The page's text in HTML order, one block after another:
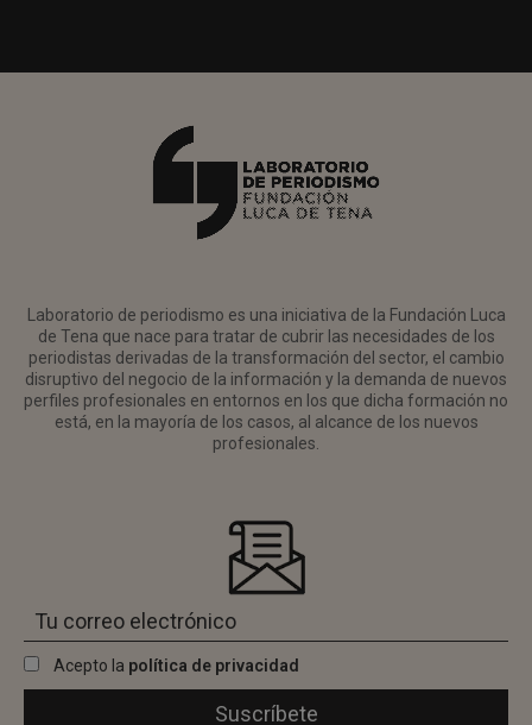
Laboratorio de periodismo es una iniciativa de la Fundación Luca
de Tena que nace para tratar de cubrir las necesidades de los
periodistas derivadas de la transformación del sector, el cambio
disruptivo del negocio de la información y la demanda de nuevos
perfiles profesionales en entornos en los que dicha formación no
está, en la mayoría de los casos, al alcance de los nuevos
profesionales.
Acepto la política de privacidad